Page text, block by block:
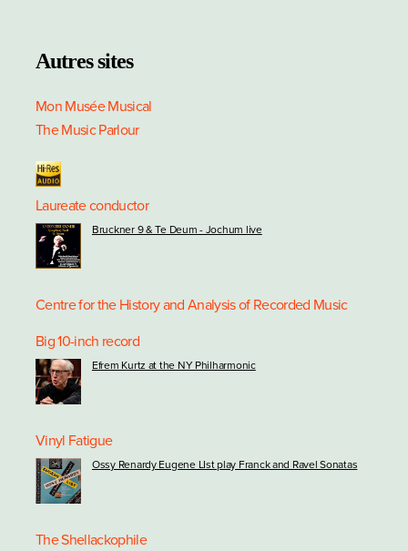
Autres sites
Mon Musée Musical
The Music Parlour
Laureate conductor
Bruckner 9 & Te Deum - Jochum live
Centre for the History and Analysis of Recorded Music
Big 10-inch record
Efrem Kurtz at the NY Philharmonic
Vinyl Fatigue
Ossy Renardy Eugene LIst play Franck and Ravel Sonatas
The Shellackophile